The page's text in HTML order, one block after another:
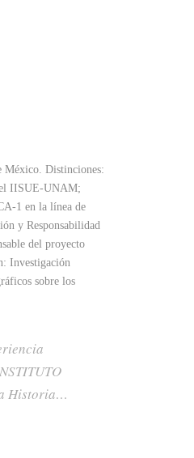
México. Distinciones:
el IISUE-UNAM;
1 en la línea de
y Responsabilidad
del proyecto
Investigación
sobre los
Historia…